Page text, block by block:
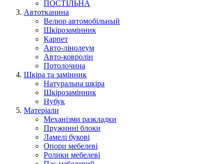
ПОСТІЛЬНА
Автотканина
Велюр автомобільный
Шкірозамінник
Карпет
Авто-лінолеум
Авто-ковролін
Потолочина
Шкіра та замінник
Натуральна шкіра
Шкірозамінник
Нубук
Матеріали
Механізми разкладки
Пружинні блоки
Ламелі букові
Опори мебелеві
Ролики мебелеві